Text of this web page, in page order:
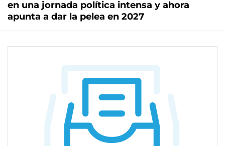
en una jornada política intensa y ahora
apunta a dar la pelea en 2027